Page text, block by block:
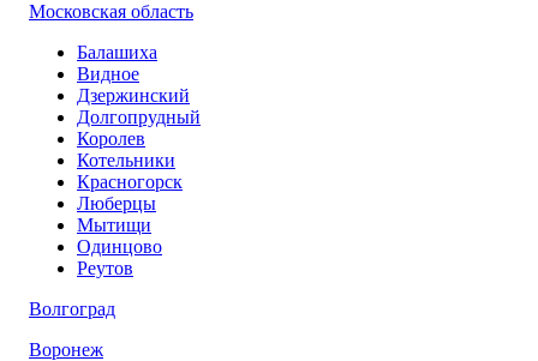
Московская область
Балашиха
Видное
Дзержинский
Долгопрудный
Королев
Котельники
Красногорск
Люберцы
Мытищи
Одинцово
Реутов
Волгоград
Воронеж